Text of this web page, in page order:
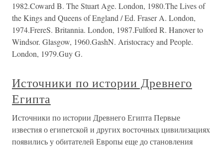
1982.Coward B. The Stuart Age. London, 1980.The Lives of
the Kings and Queens of England / Ed. Fraser A. London,
1974.FrereS. Britannia. London, 1987.Fulford R. Hanover to
Windsor. Glasgow, 1960.GashN. Aristocracy and People.
London, 1979.Guy G.
Источники по истории Древнего
Египта
Источники по истории Древнего Египта Первые
известия о египетской и других восточных цивилизациях
появились у обитателей Европы еще до становления